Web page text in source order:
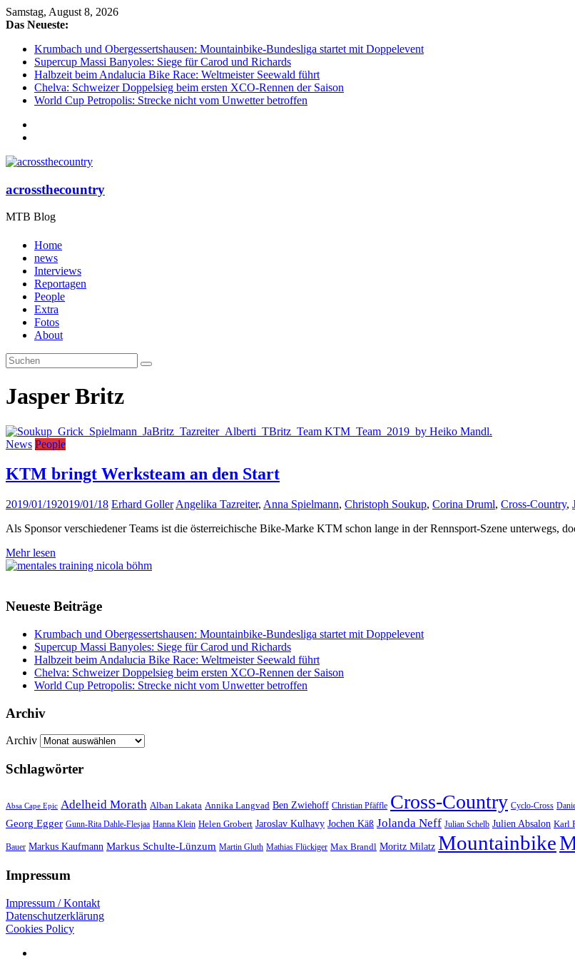
Samstag, August 8, 2026
Das Neueste:
Krumbach und Obergessertshausen: Mountainbike-Bundesliga startet mit Doppelevent
Supercup Massi Banyoles: Siege für Carod und Richards
Halbzeit beim Andalucia Bike Race: Weltmeister Seewald führt
Chelva: Schweizer Doppelsieg beim ersten XCO-Rennen der Saison
World Cup Petropolis: Strecke nicht vom Unwetter betroffen
acrossthecountry
MTB Blog
Home
news
Interviews
Reportagen
People
Extra
Fotos
About
Jasper Britz
News People
KTM bringt Werksteam an den Start
2019/01/192019/01/18 Erhard Goller Angelika Tazreiter, Anna Spielmann, Christoph Soukup, Corina Druml, Cross-Country,
Als Sponsor verschiedener Teams ist die österreichische Bike-Marke KTM schon lange in der Rennsport-Szene unterwegs,
Mehr lesen
Neueste Beiträge
Krumbach und Obergessertshausen: Mountainbike-Bundesliga startet mit Doppelevent
Supercup Massi Banyoles: Siege für Carod und Richards
Halbzeit beim Andalucia Bike Race: Weltmeister Seewald führt
Chelva: Schweizer Doppelsieg beim ersten XCO-Rennen der Saison
World Cup Petropolis: Strecke nicht vom Unwetter betroffen
Archiv
Archiv
Schlagwörter
Absa Cape Epic Adelheid Morath Alban Lakata Annika Langvad Ben Zwiehoff Christian Pfäffle Cross-Country Cyclo-Cross
Georg Egger Gunn-Rita Dahle-Flesjaa Hanna Klein Helen Grobert Jaroslav Kulhavy Jochen Käß Jolanda Neff Julian Schelb Julien Absalon Karl
Bauer Markus Kaufmann Markus Schulte-Lünzum Martin Gluth Mathias Flückiger Max Brandl Moritz Milatz Mountainbike
Impressum
Impressum / Kontakt
Datenschutzerklärung
Cookies Policy